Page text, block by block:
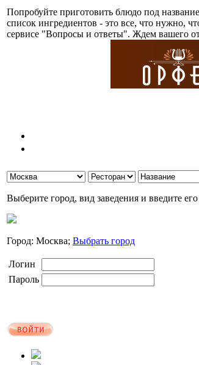
Попробуйте приготовить блюдо под
список ингредиентов - это все, что нужно,
сервисе "Вопросы и ответы". Ждем вашего
Выберите город, вид заведения и введите
Город: Москва; Выбрать город
Логин
Пароль